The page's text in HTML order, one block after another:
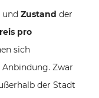
und Zustand der
pro
sich
Zwar
der Stadt